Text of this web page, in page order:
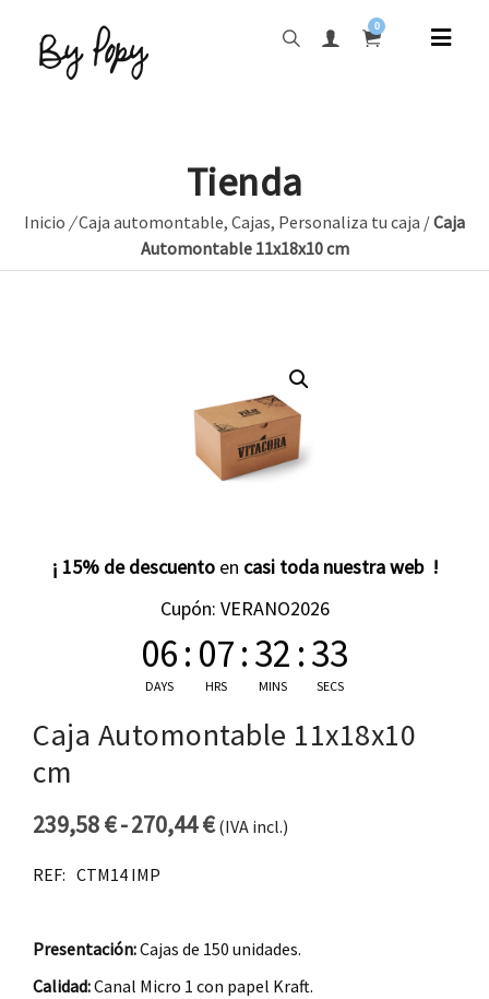
0
Tienda
Inicio /Caja automontable, Cajas, Personaliza tu caja /Caja
Automontable 11x18x10 cm
¡ 15% de descuento en casi toda nuestra web !
Cupón: VERANO2026
06
DAYS
: 07
HRS
:32
MINS
:33
SECS
Caja Automontable 11x18x10
cm
239,58€-270,44€
Rango de precios: desde
(IVA incl.)
REF: CTM14 IMP
Presentación:Cajas de 150 unidades.
Calidad:Canal Micro 1 con papel Kraft.